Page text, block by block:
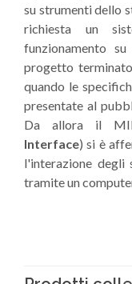
su strumenti dello
richiesta un
funzionamento
progetto
quando le
presentate al
Da allora il
Interface) si è
l'interazione degli
tramite un